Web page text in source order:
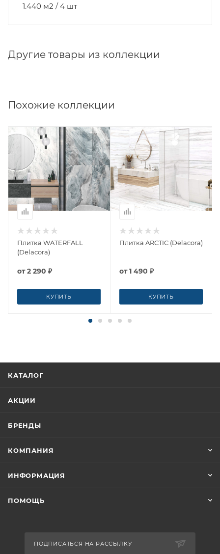
1.440 м2 / 4 шт
Другие товары из коллекции
Похожие коллекции
Плитка WATERFALL
(Delacora)
от2 290 ₽
КУПИТЬ
Плитка ARCTIC (Delacora)
от1 490 ₽
КУПИТЬ
КАТАЛОГ
АКЦИИ
БРЕНДЫ
КОМПАНИЯ
ИНФОРМАЦИЯ
ПОМОЩЬ
ПОДПИСАТЬСЯ НА РАССЫЛКУ